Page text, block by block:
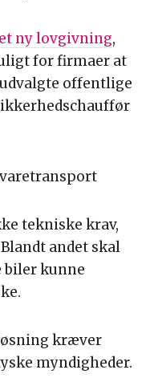
ny lovgivning,
for firmaer at
offentlige
tekniske krav,
andet skal
biler kunne
kræver
myndigheder.